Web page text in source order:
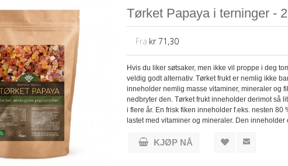
Tørket Papaya i terninger -
Fra kr 71,30
Hvis du liker søtsaker, men ikke vil proppe i deg
veldig godt alternativ. Tørket frukt er nemlig ikke
inneholder nemlig masse vitaminer, mineraler og
nedbryter den. Tørket frukt inneholder derimot så
i flere år. En frisk fiken inneholder f.eks. nesten
lastet med vitaminer og mineraler. Den
KJØP NÅ